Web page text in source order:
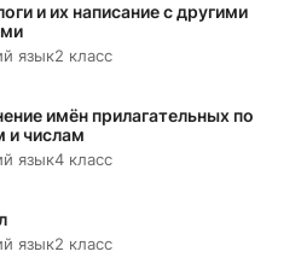
и их написание с другими
язык2 класс
имён прилагательных по
и числам
язык4 класс
язык2 класс